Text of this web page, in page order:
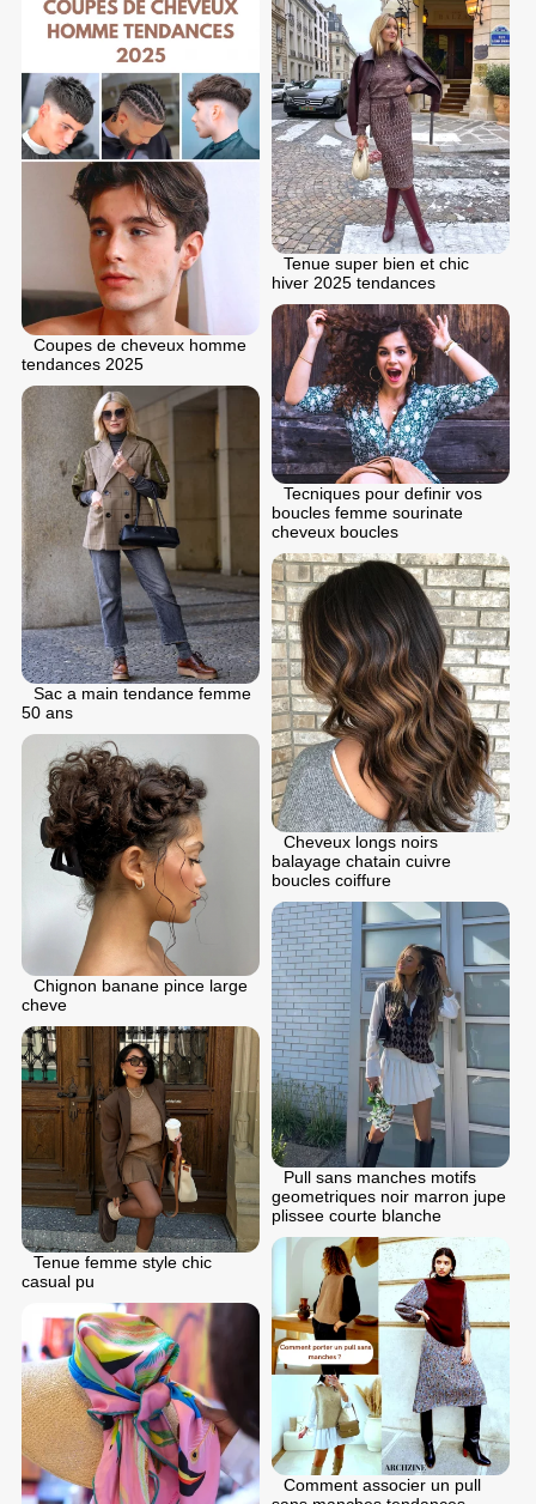
Tenue super bien et chic
hiver 2025 tendances
Coupes de cheveux homme
tendances 2025
Tecniques pour definir vos
boucles femme sourinate
cheveux boucles
Sac a main tendance femme
50 ans
Cheveux longs noirs
balayage chatain cuivre
boucles coiffure
Chignon banane pince large
cheve
Pull sans manches motifs
geometriques noir marron jupe
plissee courte blanche
Tenue femme style chic
casual pu
Comment associer un pull